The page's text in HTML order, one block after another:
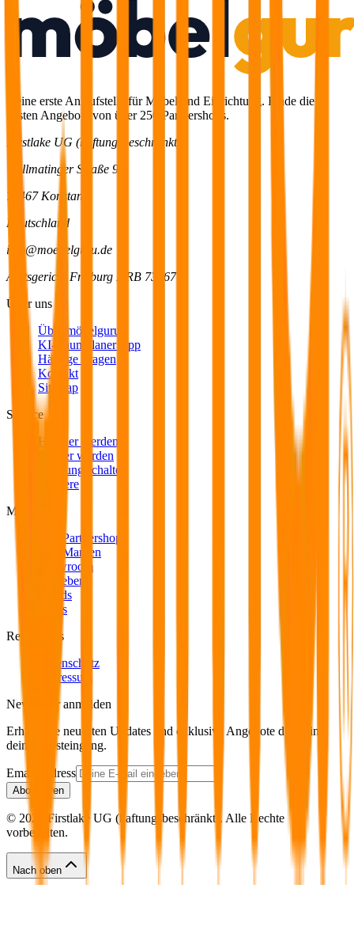
Deine erste Anlaufstelle für Möbel und Einrichtung. Finde die
besten Angebote von über 250 Partnershops.
Firstlake UG (haftungsbeschränkt)
Wollmatinger Straße 93
78467 Konstanz
Deutschland
info@moebelguru.de
Amtsgericht Freiburg HRB 733671
Über uns
Über möbelguru
KI-Raumplaner App
Häufige Fragen
Kontakt
Sitemap
Service
Händler werden
Partner werden
Werbung schalten
Karriere
Magazin
Alle Partnershops
Alle Marken
Showroom
Ratgeber
Trends
News
Rechtliches
Datenschutz
Impressum
Newsletter anmelden
Erhalte die neuesten Updates und exklusive Angebote direkt in
deinen Posteingang.
Email address
Abonnieren
© 2026 Firstlake UG (haftungsbeschränkt). Alle Rechte
vorbehalten.
Nach oben